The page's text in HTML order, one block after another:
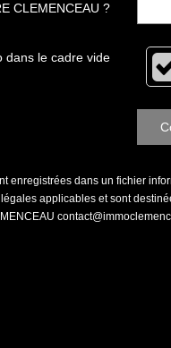
CLEMENCEAU ?
dans le cadre vide
enregistrées dans un fichier
applicables et sont